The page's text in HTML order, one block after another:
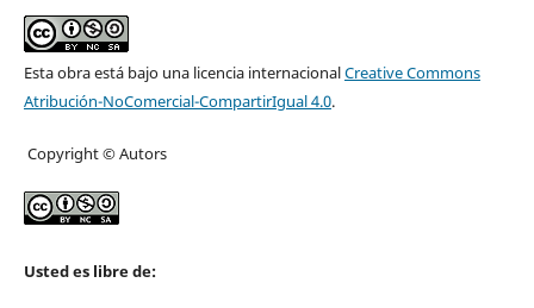
Esta obra está bajo una licencia internacionalCreative Commons
Atribución-NoComercial-CompartirIgual 4.0.
Copyright © Autors
Usted es libre de: